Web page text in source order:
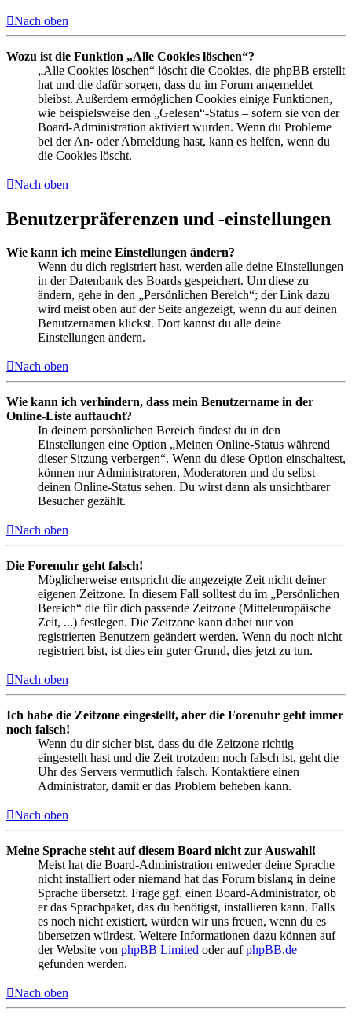
Nach oben
Wozu ist die Funktion „Alle Cookies löschen“?
„Alle Cookies löschen“ löscht die Cookies, die phpBB erstellt
hat und die dafür sorgen, dass du im Forum angemeldet
bleibst. Außerdem ermöglichen Cookies einige Funktionen,
wie beispielsweise den „Gelesen“-Status – sofern sie von der
Board-Administration aktiviert wurden. Wenn du Probleme
bei der An- oder Abmeldung hast, kann es helfen, wenn du
die Cookies löscht.
Nach oben
Benutzerpräferenzen und -einstellungen
Wie kann ich meine Einstellungen ändern?
Wenn du dich registriert hast, werden alle deine Einstellungen
in der Datenbank des Boards gespeichert. Um diese zu
ändern, gehe in den „Persönlichen Bereich“; der Link dazu
wird meist oben auf der Seite angezeigt, wenn du auf deinen
Benutzernamen klickst. Dort kannst du alle deine
Einstellungen ändern.
Nach oben
Wie kann ich verhindern, dass mein Benutzername in der
Online-Liste auftaucht?
In deinem persönlichen Bereich findest du in den
Einstellungen eine Option „Meinen Online-Status während
dieser Sitzung verbergen“. Wenn du diese Option einschaltest,
können nur Administratoren, Moderatoren und du selbst
deinen Online-Status sehen. Du wirst dann als unsichtbarer
Besucher gezählt.
Nach oben
Die Forenuhr geht falsch!
Möglicherweise entspricht die angezeigte Zeit nicht deiner
eigenen Zeitzone. In diesem Fall solltest du im „Persönlichen
Bereich“ die für dich passende Zeitzone (Mitteleuropäische
Zeit, ...) festlegen. Die Zeitzone kann dabei nur von
registrierten Benutzern geändert werden. Wenn du noch nicht
registriert bist, ist dies ein guter Grund, dies jetzt zu tun.
Nach oben
Ich habe die Zeitzone eingestellt, aber die Forenuhr geht immer
noch falsch!
Wenn du dir sicher bist, dass du die Zeitzone richtig
eingestellt hast und die Zeit trotzdem noch falsch ist, geht die
Uhr des Servers vermutlich falsch. Kontaktiere einen
Administrator, damit er das Problem beheben kann.
Nach oben
Meine Sprache steht auf diesem Board nicht zur Auswahl!
Meist hat die Board-Administration entweder deine Sprache
nicht installiert oder niemand hat das Forum bislang in deine
Sprache übersetzt. Frage ggf. einen Board-Administrator, ob
er das Sprachpaket, das du benötigst, installieren kann. Falls
es noch nicht existiert, würden wir uns freuen, wenn du es
übersetzen würdest. Weitere Informationen dazu können auf
der Website von phpBB Limited oder aufphpBB.de
gefunden werden.
Nach oben